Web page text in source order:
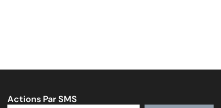
Actions Par SMS